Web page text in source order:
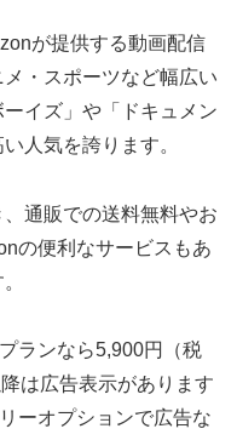
が提供する動画配信
・スポーツなど幅広い
イズ」や「ドキュメン
人気を誇ります。
通販での送料無料やお
の便利なサービスもあ
ランなら5,900円（税
は広告表示があります
ーオプションで広告な